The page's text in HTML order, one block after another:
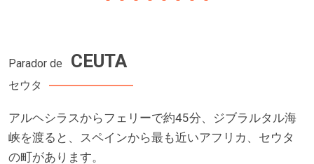
Parador de CEUTA
セウタ
アルヘシラスからフェリーで約45分、ジブラルタル海
峡を渡ると、スペインから最も近いアフリカ、セウタ
の町があります。